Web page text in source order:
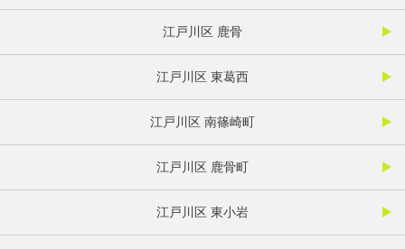
江戸川区 鹿骨
江戸川区 東葛西
江戸川区 南篠崎町
江戸川区 鹿骨町
江戸川区 東小岩